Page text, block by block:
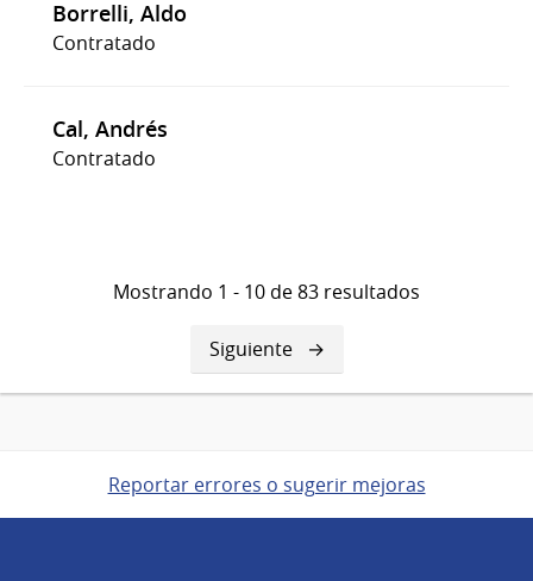
Borrelli, Aldo
Contratado
Cal, Andrés
Contratado
Mostrando 1 - 10 de 83 resultados
Siguiente
página
Siguiente
Reportar errores o sugerir mejoras